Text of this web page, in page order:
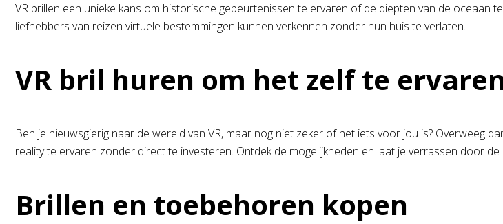
VR brillen een unieke kans om historische gebeurtenissen te ervaren of de diepten van de oceaan
liefhebbers van reizen virtuele bestemmingen kunnen verkennen zonder hun huis te verlaten.
VR bril huren om het zelf te ervaren
Ben je nieuwsgierig naar de wereld van VR, maar nog niet zeker of het iets voor jou is? Overweeg
reality te ervaren zonder direct te investeren. Ontdek de mogelijkheden en laat je verrassen door
Brillen en toebehoren kopen